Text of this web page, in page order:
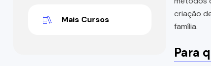
criação
família.
Para
Mais Cursos